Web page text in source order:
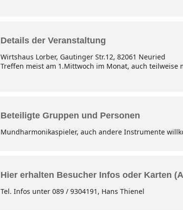
Details der Veranstaltung
Wirtshaus Lorber, Gautinger Str.12, 82061 Neuried
Treffen meist am 1.Mittwoch im Monat, auch teilweise
Beteiligte Gruppen und Personen
Mundharmonikaspieler, auch andere Instrumente
Hier erhalten Besucher Infos oder Karten
Tel. Infos unter 089 / 9304191, Hans Thienel